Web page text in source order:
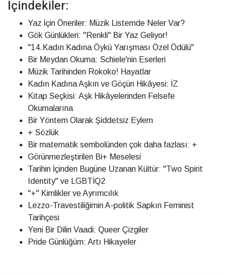
İçindekiler:
Yaz İçin Öneriler: Müzik Listemde Neler Var?
Gök Günlükleri: "Renkli" Bir Yaz Geliyor!
"14.Kadın Kadına Öykü Yarışması Özel Ödülü"
Bir Meydan Okuma: Schiele'nin Eserleri
Müzik Tarihinden Rokoko! Hayatlar
Kadın Kadına Aşkın ve Göçün Hikâyesi: İZ
Kitap Seçkisi: Aşk Hikâyelerinden Felsefe
Okumalarına
Bir Yöntem Olarak Şiddetsiz Eylem
+ Sözlük
Bir matematik sembolünden çok daha fazlası: +
Görünmezleştirilen Bi+ Meselesi
Tarihin İçinden Bugüne Uzanan Kültür: "Two Spirit
Identity" ve LGBTİQ2
"+" Kimlikler ve Ayrımcılık
Lezzo-Travestiliğimin A-politik Sapkın Feminist
Tarihçesi
Yeni Bir Dilin Vaadi: Queer Çizgiler
Pride Günlüğüm: Artı Hikayeler